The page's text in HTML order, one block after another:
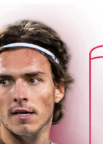
kartīte